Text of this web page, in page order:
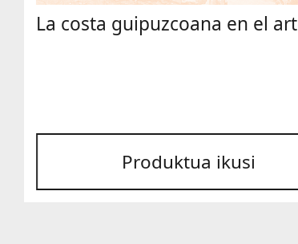
La costa guipuzcoana en el
Produktua ikusi